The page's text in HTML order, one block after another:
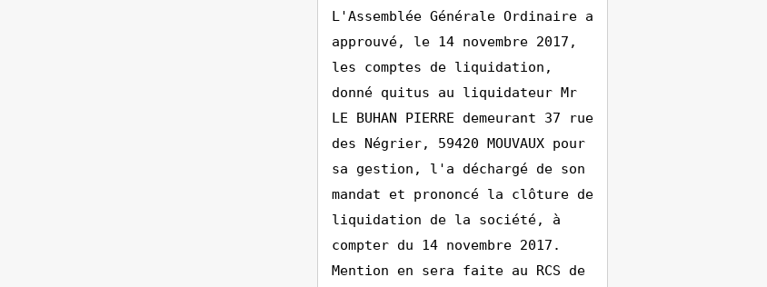
L'Assemblée Générale Ordinaire a
approuvé, le 14 novembre 2017,
les comptes de liquidation,
donné quitus au liquidateur Mr
LE BUHAN PIERRE demeurant 37 rue
des Négrier, 59420 MOUVAUX pour
sa gestion, l'a déchargé de son
mandat et prononcé la clôture de
liquidation de la société, à
compter du 14 novembre 2017.
Mention en sera faite au RCS de